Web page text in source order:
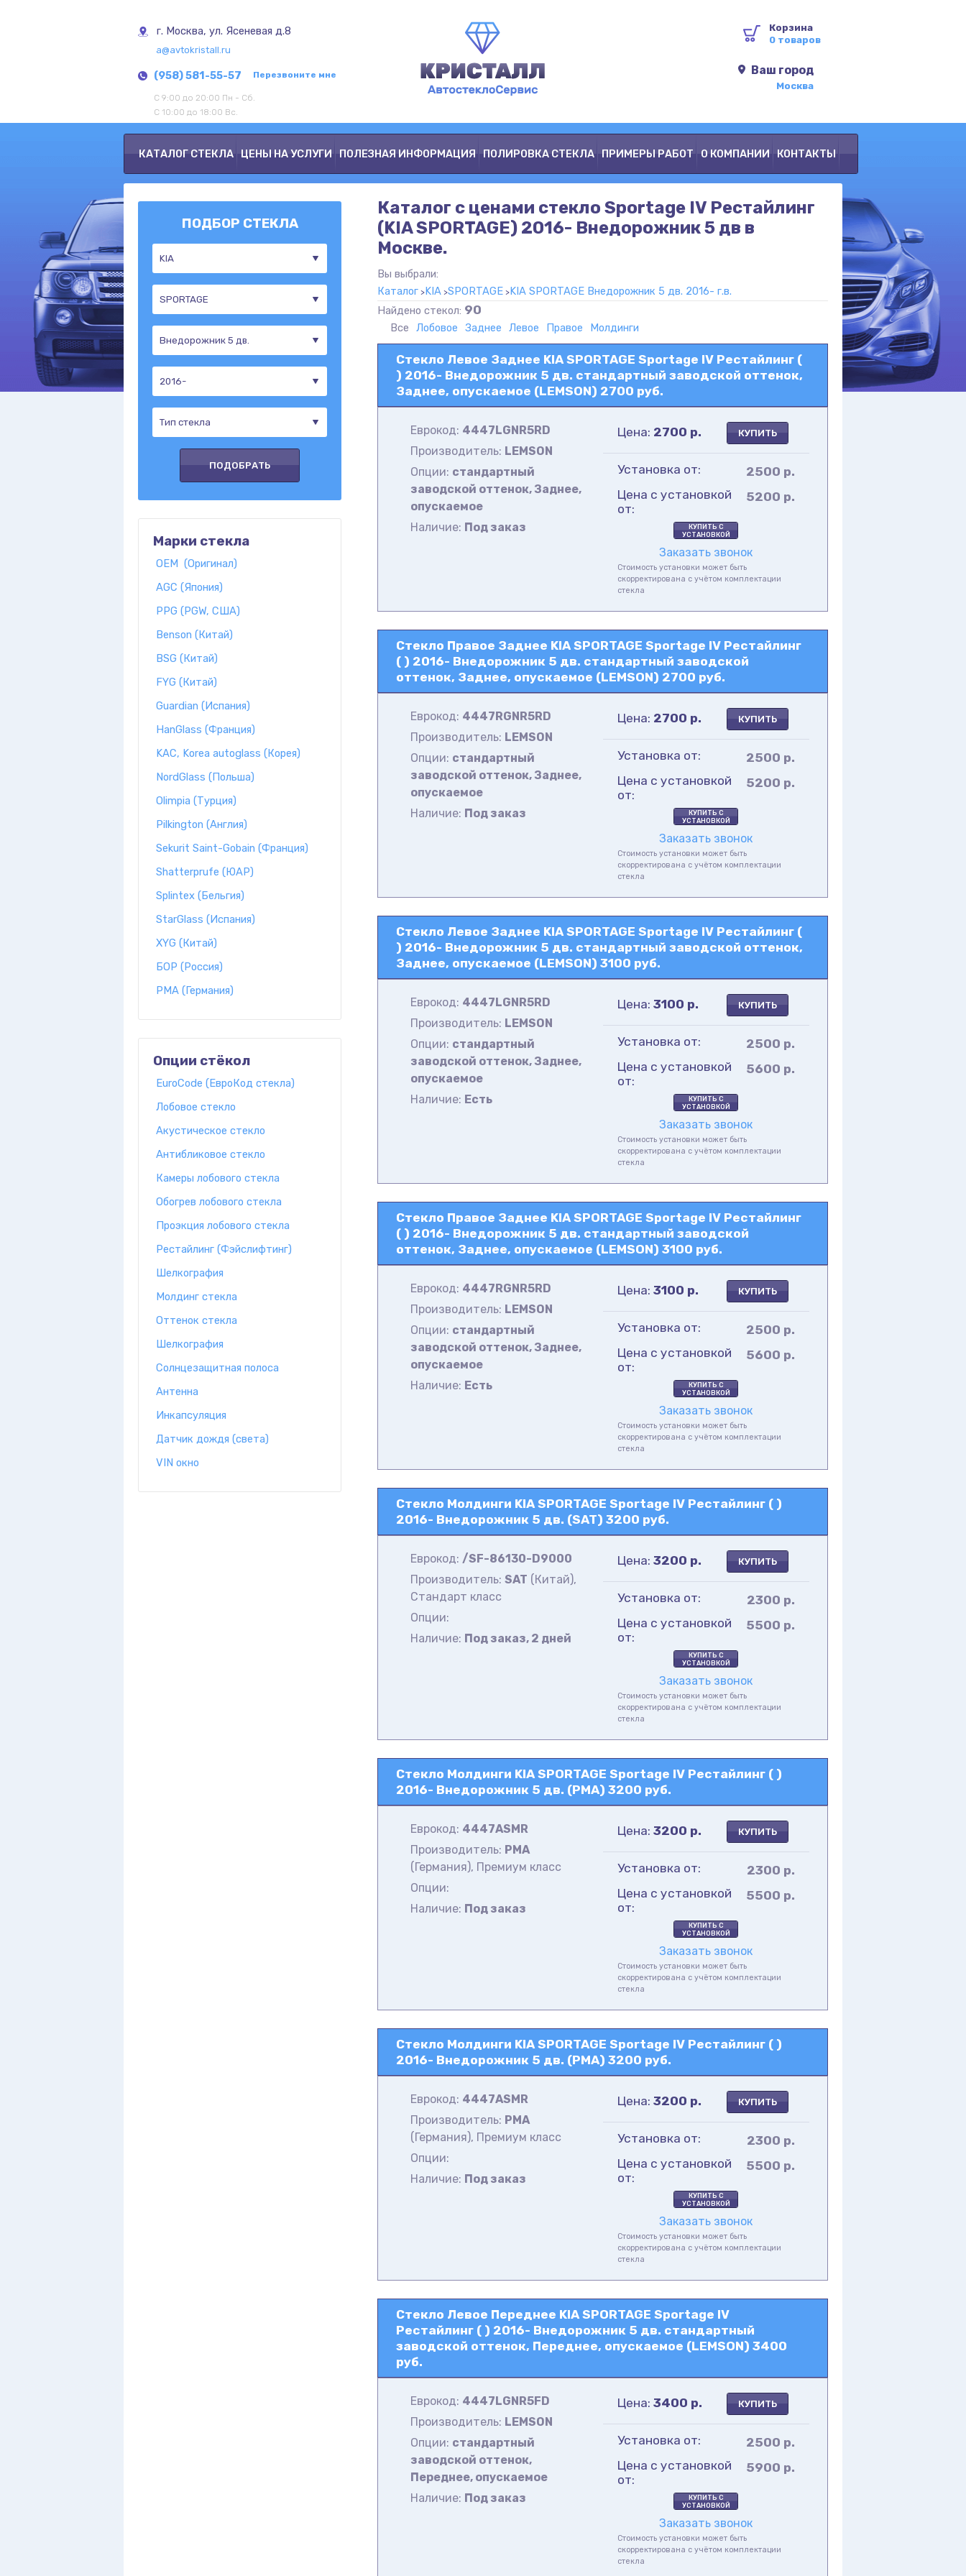
г. Москва, ул. Ясеневая д.8
a@avtokristall.ru
(958) 581-55-57 Перезвоните мне
С 9:00 до 20:00 Пн - Сб.
С 10:00 до 18:00 Вс.
Корзина
0 товаров
Ваш город
Москва
КАТАЛОГ СТЕКЛА ЦЕНЫ НА УСЛУГИ ПОЛЕЗНАЯ ИНФОРМАЦИЯ ПОЛИРОВКА СТЕКЛА ПРИМЕРЫ РАБОТ О КОМПАНИИ КОНТАКТЫ
ПОДБОР СТЕКЛА
Марки стекла
OEM (Оригинал)
AGC (Япония)
PPG (PGW, США)
Benson (Китай)
BSG (Китай)
FYG (Китай)
Guardian (Испания)
HanGlass (Франция)
KAC, Korea autoglass (Корея)
NordGlass (Польша)
Olimpia (Турция)
Pilkington (Англия)
Sekurit Saint-Gobain (Франция)
Shatterprufe (ЮАР)
Splintex (Бельгия)
StarGlass (Испания)
XYG (Китай)
БОР (Россия)
PMA (Германия)
Опции стёкол
EuroCode (ЕвроКод стекла)
Лобовое стекло
Акустическое стекло
Антибликовое стекло
Камеры лобового стекла
Обогрев лобового стекла
Проэкция лобового стекла
Рестайлинг (Фэйслифтинг)
Шелкография
Молдинг стекла
Оттенок стекла
Шелкография
Солнцезащитная полоса
Антенна
Инкапсуляция
Датчик дождя (света)
VIN окно
Каталог с ценами стекло Sportage IV Рестайлинг
(KIA SPORTAGE) 2016- Внедорожник 5 дв в
Москве.
Вы выбрали:
Каталог KIA SPORTAGE KIA SPORTAGE Внедорожник 5 дв. 2016- г.в.
Найдено стекол: 90
Все Лобовое Заднее Левое Правое Молдинги
Стекло Левое Заднее KIA SPORTAGE Sportage IV Рестайлинг (
) 2016- Внедорожник 5 дв. стандартный заводской оттенок,
Заднее, опускаемое (LEMSON) 2700 руб.
Еврокод: 4447LGNR5RD
Производитель: LEMSON
Опции: стандартный
заводской оттенок, Заднее,
опускаемое
Наличие: Под заказ
Цена: 2700 р. КУПИТЬ
Установка от:
2500 р.
Цена с установкой
от:
5200 р.
КУПИТЬ С
УСТАНОВКОЙ
Заказать звонок
Стоимость установки может быть
скорректирована с учётом комплектации
стекла
Стекло Правое Заднее KIA SPORTAGE Sportage IV Рестайлинг
( ) 2016- Внедорожник 5 дв. стандартный заводской
оттенок, Заднее, опускаемое (LEMSON) 2700 руб.
Еврокод: 4447RGNR5RD
Производитель: LEMSON
Опции: стандартный
заводской оттенок, Заднее,
опускаемое
Наличие: Под заказ
Цена: 2700 р. КУПИТЬ
Установка от:
2500 р.
Цена с установкой
от:
5200 р.
КУПИТЬ С
УСТАНОВКОЙ
Заказать звонок
Стоимость установки может быть
скорректирована с учётом комплектации
стекла
Стекло Левое Заднее KIA SPORTAGE Sportage IV Рестайлинг (
) 2016- Внедорожник 5 дв. стандартный заводской оттенок,
Заднее, опускаемое (LEMSON) 3100 руб.
Еврокод: 4447LGNR5RD
Производитель: LEMSON
Опции: стандартный
заводской оттенок, Заднее,
опускаемое
Наличие: Есть
Цена: 3100 р. КУПИТЬ
Установка от:
2500 р.
Цена с установкой
от:
5600 р.
КУПИТЬ С
УСТАНОВКОЙ
Заказать звонок
Стоимость установки может быть
скорректирована с учётом комплектации
стекла
Стекло Правое Заднее KIA SPORTAGE Sportage IV Рестайлинг
( ) 2016- Внедорожник 5 дв. стандартный заводской
оттенок, Заднее, опускаемое (LEMSON) 3100 руб.
Еврокод: 4447RGNR5RD
Производитель: LEMSON
Опции: стандартный
заводской оттенок, Заднее,
опускаемое
Наличие: Есть
Цена: 3100 р. КУПИТЬ
Установка от:
2500 р.
Цена с установкой
от:
5600 р.
КУПИТЬ С
УСТАНОВКОЙ
Заказать звонок
Стоимость установки может быть
скорректирована с учётом комплектации
стекла
Стекло Молдинги KIA SPORTAGE Sportage IV Рестайлинг ( )
2016- Внедорожник 5 дв. (SAT) 3200 руб.
Еврокод:/SF-86130-D9000
Производитель:SAT (Китай),
Стандарт класс
Опции:
Наличие: Под заказ, 2 дней
Цена: 3200 р. КУПИТЬ
Установка от:
2300 р.
Цена с установкой
от:
5500 р.
КУПИТЬ С
УСТАНОВКОЙ
Заказать звонок
Стоимость установки может быть
скорректирована с учётом комплектации
стекла
Стекло Молдинги KIA SPORTAGE Sportage IV Рестайлинг ( )
2016- Внедорожник 5 дв. (PMA) 3200 руб.
Еврокод: 4447ASMR
Производитель: PMA
(Германия), Премиум класс
Опции:
Наличие: Под заказ
Цена: 3200 р. КУПИТЬ
Установка от:
2300 р.
Цена с установкой
от:
5500 р.
КУПИТЬ С
УСТАНОВКОЙ
Заказать звонок
Стоимость установки может быть
скорректирована с учётом комплектации
стекла
Стекло Молдинги KIA SPORTAGE Sportage IV Рестайлинг ( )
2016- Внедорожник 5 дв. (PMA) 3200 руб.
Еврокод: 4447ASMR
Производитель: PMA
(Германия), Премиум класс
Опции:
Наличие: Под заказ
Цена: 3200 р. КУПИТЬ
Установка от:
2300 р.
Цена с установкой
от:
5500 р.
КУПИТЬ С
УСТАНОВКОЙ
Заказать звонок
Стоимость установки может быть
скорректирована с учётом комплектации
стекла
Стекло Левое Переднее KIA SPORTAGE Sportage IV
Рестайлинг ( ) 2016- Внедорожник 5 дв. стандартный
заводской оттенок, Переднее, опускаемое (LEMSON) 3400
руб.
Еврокод: 4447LGNR5FD
Производитель: LEMSON
Опции: стандартный
заводской оттенок,
Переднее, опускаемое
Наличие: Под заказ
Цена: 3400 р. КУПИТЬ
Установка от:
2500 р.
Цена с установкой
от:
5900 р.
КУПИТЬ С
УСТАНОВКОЙ
Заказать звонок
Стоимость установки может быть
скорректирована с учётом комплектации
стекла